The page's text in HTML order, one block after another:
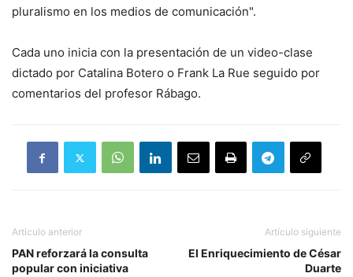
pluralismo en los medios de comunicación".
Cada uno inicia con la presentación de un video-clase
dictado por Catalina Botero o Frank La Rue seguido por
comentarios del profesor Rábago.
Artículo anterior
PAN reforzará la consulta
popular con iniciativa
Artículo siguiente
El Enriquecimiento de César
Duarte